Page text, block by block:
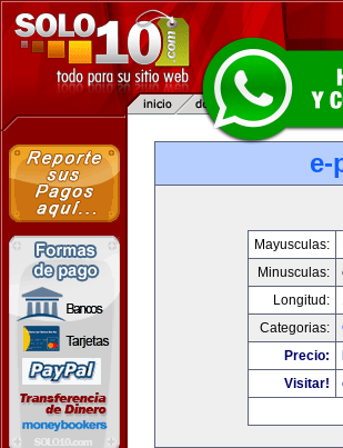
e-
Mayusculas:
Minusculas:
Longitud:
Categorias:
Precio:
Visitar!